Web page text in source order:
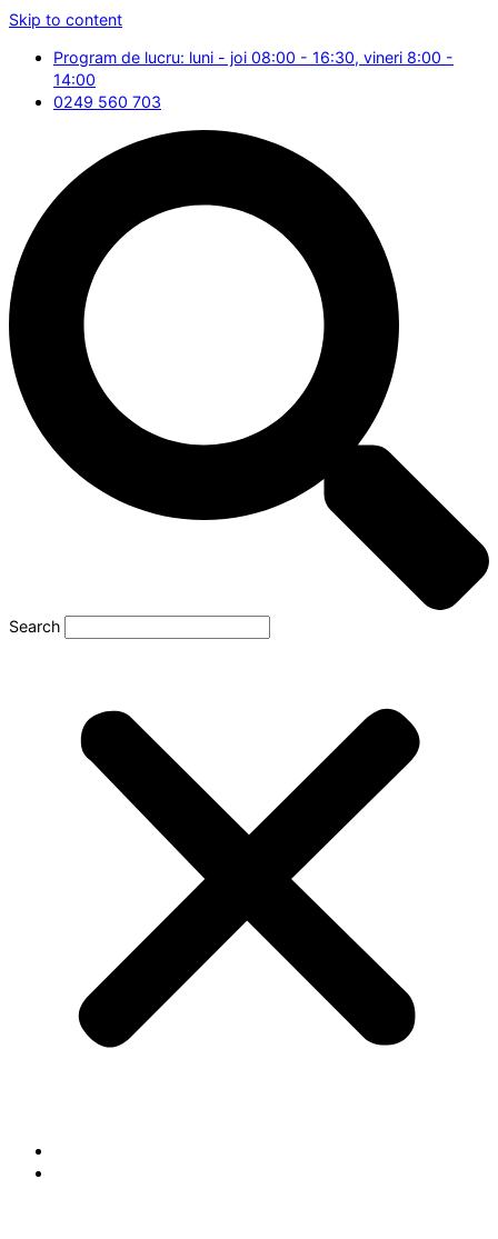
Skip to content
Program de lucru: luni - joi 08:00 - 16:30, vineri 8:00 -
14:00
0249 560 703
Search